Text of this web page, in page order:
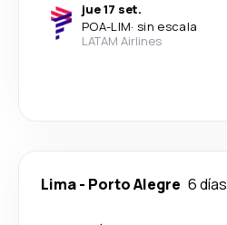
jue 17 set.
POA-LIM· sin escala
LATAM Airlines
Lima- Porto Alegre 6 días